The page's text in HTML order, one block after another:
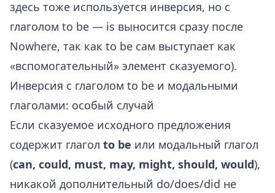
здесь тоже используется инверсия, но с
глаголом to be — is выносится сразу после
Nowhere, так как to be сам выступает как
«вспомогательный» элемент сказуемого).
Инверсия с глаголом to be и модальными
глаголами: особый случай
Если сказуемое исходного предложения
содержит глагол to be или модальный глагол
(can, could, must, may, might, should, would),
никакой дополнительный do/does/did не